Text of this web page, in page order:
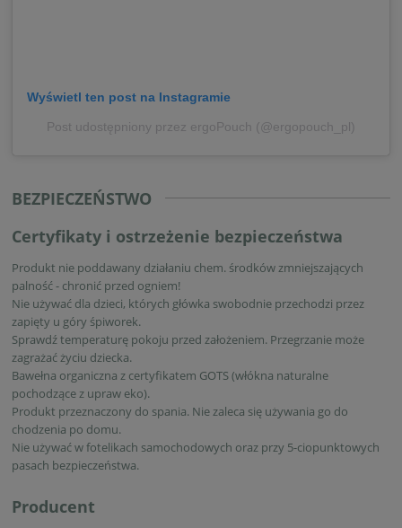
Wyświetl ten post na Instagramie
Post udostępniony przez ergoPouch (@ergopouch_pl)
BEZPIECZEŃSTWO
Certyfikaty i ostrzeżenie bezpieczeństwa
Produkt nie poddawany działaniu chem. środków zmniejszających
palność - chronić przed ogniem!
Nie używać dla dzieci, których główka swobodnie przechodzi przez
zapięty u góry śpiworek.
Sprawdź temperaturę pokoju przed założeniem. Przegrzanie może
zagrażać życiu dziecka.
Bawełna organiczna z certyfikatem GOTS (włókna naturalne
pochodzące z upraw eko).
Produkt przeznaczony do spania. Nie zaleca się używania go do
chodzenia po domu.
Nie używać w fotelikach samochodowych oraz przy 5-ciopunktowych
pasach bezpieczeństwa.
Producent